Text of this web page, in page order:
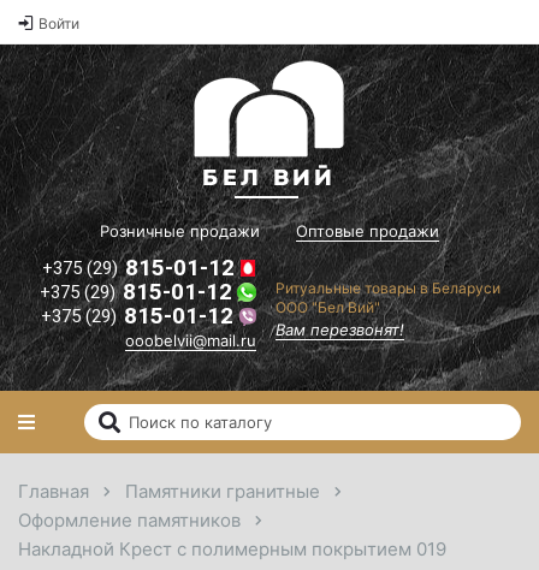
Войти
Розничные продажи Оптовые продажи
+375 (29) 815-01-12
+375 (29) 815-01-12
+375 (29) 815-01-12
ooobelvii@mail.ru
Ритуальные товары в Беларуси
ООО "Бел Вий"
Вам перезвонят!
Оптовые
цены на
памятники и
ритуальные
товары"
Вам
перезвонят!
Главная
Памятники гранитные
Оформление памятников
Накладной Крест с полимерным покрытием 019